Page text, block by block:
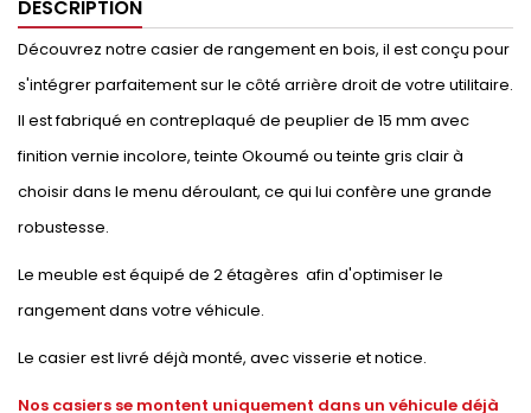
DESCRIPTION
Découvrez notre casier de rangement en bois, il est conçu pour
s'intégrer parfaitement sur le côté arrière droit de votre utilitaire.
Il est fabriqué en contreplaqué de peuplier de 15 mm avec
finition vernie incolore, teinte Okoumé ou teinte gris clair à
choisir dans le menu déroulant, ce qui lui confère une grande
robustesse.
Le meuble est équipé de 2 étagères afin d'optimiser le
rangement dans votre véhicule.
Le casier est livré déjà monté, avec visserie et notice.
Nos casiers se montent uniquement dans un véhicule déjà